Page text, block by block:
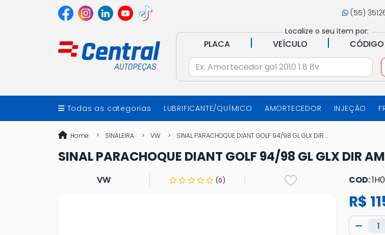
(55)
Localize o seu item por:
PLACA | VEÍCULO | CÓDIGO
Todas as categorias LUBRIFICANTE/QUÍMICO AMORTECEDOR INJEÇÃO
Home SINALEIRA VW SINAL PARACHOQUE DIANT GOLF 94/98 GL GLX DIR ...
SINAL PARACHOQUE DIANT GOLF 94/98 GL GLX DIR
VW (0) COD:
R$